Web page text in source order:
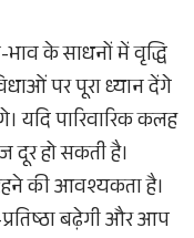
के साधनों में वृद्धि
पर पूरा ध्यान देंगे
यदि पारिवारिक कलह
दूर हो सकती है।
की आवश्यकता है।
प्रतिष्ठा बढ़ेगी और आप